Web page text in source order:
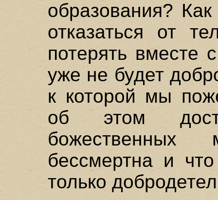
образования?
отказаться от
потерять вместе
уже не будет
к которой мы
об этом
божественных
бессмертна и
только